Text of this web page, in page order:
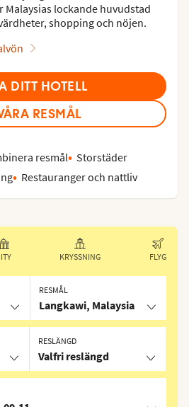
Malaysias lockande huvudstad
shopping och nöjen.
DITT HOTELL
RESMÅL
resmål
Storstäder
Restauranger och nattliv
KRYSSNING FLYG
RESMÅL
Langkawi, Malaysia
RESLÄNGD
Valfri reslängd